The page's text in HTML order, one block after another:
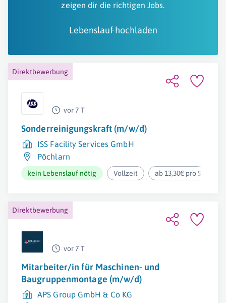
zeigen dir die richtigen Jobs.
Lebenslauf hochladen
Direktbewerbung
vor 7 T
Sonderreinigungskraft (m/w/d)
ISS Facility Services GmbH
Pöchlarn
kein Lebenslauf nötig Vollzeit ab 13,30€ pro Stunde
Direktbewerbung
vor 7 T
Mitarbeiter/in für Maschinen- und
Baugruppenmontage (m/w/d)
APS Group GmbH & Co KG